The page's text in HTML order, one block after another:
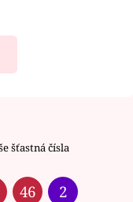
šťastná čísla
46 2